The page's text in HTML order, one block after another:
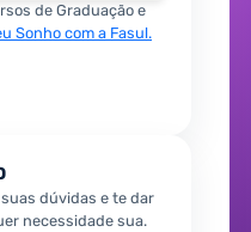
de Graduação e
Sonho com a Fasul.
dúvidas e te dar
necessidade sua.